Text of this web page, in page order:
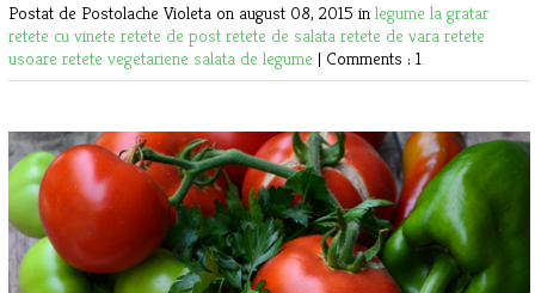
Postat de Postolache Violeta on august 08, 2015 in legume la gratar
retete cu vinete retete de post retete de salata retete de vara retete
usoare retete vegetariene salata de legume | Comments : 1